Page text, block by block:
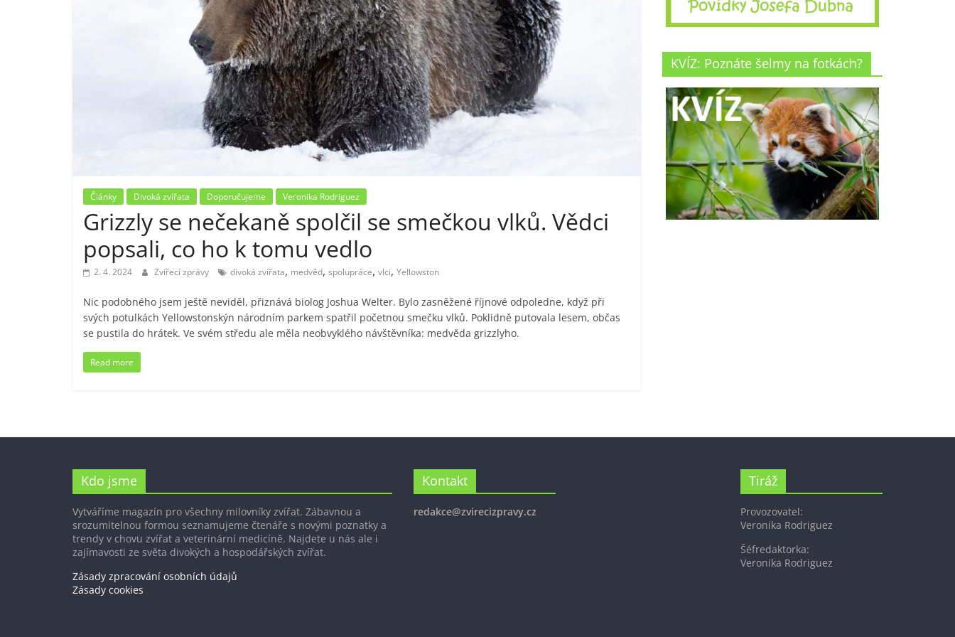
Články Divoká zvířata Doporučujeme Veronika Rodriguez
Grizzly se nečekaně spolčil se smečkou vlků. Vědci
popsali, co ho k tomu vedlo
2. 4. 2024 Zvířecí zprávy divoká zvířata, medvěd, spolupráce, vlci, Yellowston
Nic podobného jsem ještě neviděl, přiznává biolog Joshua Welter. Bylo zasněžené říjnové odpoledne, když při
svých potulkách Yellowstonskýn národním parkem spatřil početnou smečku vlků. Poklidně putovala lesem, občas
se pustila do hrátek. Ve svém středu ale měla neobvyklého návštěvníka: medvěda grizzlyho.
Read more
KVÍZ: Poznáte šelmy na fotkách?
Kdo jsme
Vytváříme magazín pro všechny milovníky zvířat. Zábavnou a
srozumitelnou formou seznamujeme čtenáře s novými poznatky a
trendy v chovu zvířat a veterinární medicíně. Najdete u nás ale i
zajímavosti ze světa divokých a hospodářských zvířat.
Zásady zpracování osobních údajů
Zásady cookies
Kontakt
redakce@zvirecizpravy.cz
Tiráž
Provozovatel:
Veronika Rodriguez
Šéfredaktorka:
Veronika Rodriguez